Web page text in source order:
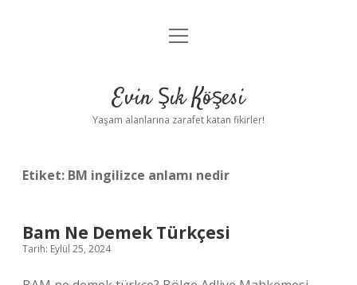
Anasayfa
Yasal Uyarı
menüyü
Evin Şık Köşesi
Yaşam alanlarına zarafet katan fikirler!
Etiket: BM ingilizce anlamı nedir
Bam Ne Demek Türkçesi
Tarih: Eylül 25, 2024